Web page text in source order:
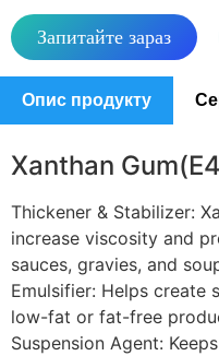
Запитайте зараз
Опис продукту
Xanthan
Thickener & Stabilizer:
increase viscosity and
sauces, gravies, and
Emulsifier: Helps create
low-fat or fat-free
Suspension Agent: